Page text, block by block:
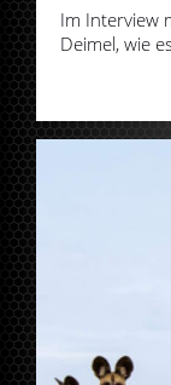
Im Interview
Deimel, wie